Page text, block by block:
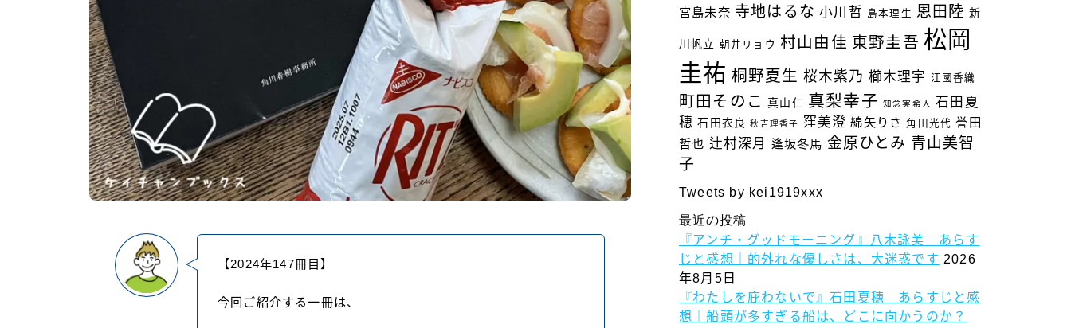
【2024年147冊目】
今回ご紹介する一冊は、
索
宮島未奈 寺地はるな 小川哲 島本理生 恩田陸 新
川帆立 朝井リョウ 村山由佳 東野圭吾 松岡
圭祐 桐野夏生 桜木紫乃 櫛木理宇 江國香織
町田そのこ 真山仁 真梨幸子 知念実希人
石田夏
穂 石田衣良 秋吉理香子 窪美澄 綿矢りさ 角田光代 誉田
哲也 辻村深月 逢坂冬馬 金原ひとみ 青山美智
子
Tweets by kei1919xxx
最近の投稿
『アンチ・グッドモーニング』八木詠美 あらす
じと感想｜的外れな優しさは、大迷惑です 2026
年8月5日
『わたしを庇わないで』石田夏穂 あらすじと感
想｜船頭が多すぎる船は、どこに向かうのか？